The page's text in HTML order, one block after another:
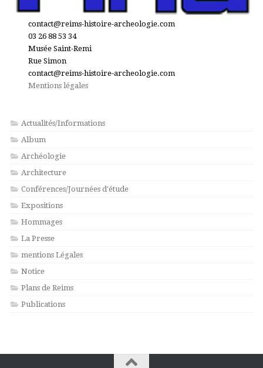
contact@reims-histoire-archeologie.com
03 26 88 53 34
Musée Saint-Remi
Rue Simon
contact@reims-histoire-archeologie.com
Mentions légales
Actualités/Informations
Album
Archéologie
Architecture
Conférences/Journées d'étude
Expositions
Hommages
La Presse
mentions Légales
Notice
Plans de Reims
Publications